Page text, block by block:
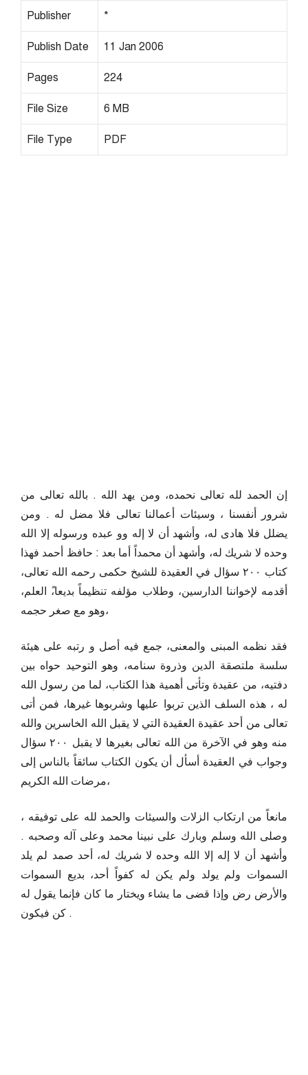
Publisher *
Publish Date 11 Jan 2006
Pages 224
File Size 6 MB
File Type PDF
إن الحمد لله تعالى نحمده، ومن يهد الله . بالله تعالى من
شرور أنفسنا ، وسيئات أعمالنا تعالى فلا مضل له . ومن
يضلل فلا هادى له، وأشهد أن لا إله وو عبده ورسوله إلا الله
وحده لا شريك له، وأشهد أن محمداً أما بعد : حافظ أحمد فهذا
كتاب ٢٠٠ سؤال في العقيدة للشيخ حکمی رحمه الله تعالى،
أقدمه لإخواننا الدارسين، وطلاب مؤلفه تنظيماً بديعا،ً العلم،
وهو مع صغر حجمه،
فقد نظمه المبنى والمعنى، جمع فيه أصل و رتبه على هيئة
سلسة ملتصقة الدين وذروة سنامه، وهو التوحيد حواه بين
دفتيه، من عقيدة وتأتى أهمية هذا الكتاب، لما من رسول الله
له ، هذه السلف الذين تربوا عليها وشربوها غيرها، فمن أتى
تعالى من أحد عقيدة العقيدة التي لا يقبل الله الخاسرين والله
منه وهو في الآخرة من الله تعالى بغيرها لا يقبل ۲۰۰ سؤال
وجواب في العقيدة أسأل أن يكون الكتاب سائقاً بالناس إلى
مرضات الله الكريم،
مانعاً من ارتكاب الزلات والسيئات والحمد لله على توفيقه ،
وصلى الله وسلم وبارك على نبينا محمد وعلى آله وصحبه .
وأشهد أن لا إله إلا الله وحده لا شريك له، أحد صمد لم يلد
السموات ولم يولد ولم يكن له كفواً أحد، بديع السموات
والأرض رض وإذا قضى ما يشاء ويختار ما كان فإنما يقول له
كن فيكون .